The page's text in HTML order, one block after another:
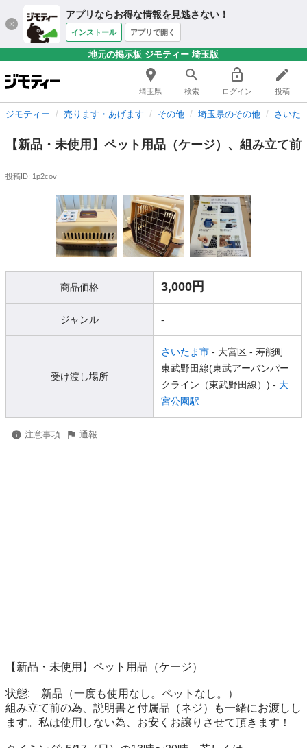
アプリならお得な情報を見逃さない！
インストール アプリで開く
地元の掲示板 ジモティー 埼玉版
埼玉県 検索 ログイン 投稿
ジモティー 売ります・あげます その他 埼玉県のその他 さいた
【新品・未使用】ペット用品（ケージ）、組み立て前
投稿ID: 1p2cov
商品価格 3,000円
ジャンル -
受け渡し場所
さいたま市 - 大宮区 - 寿能町
東武野田線(東武アーバンパー
クライン（東武野田線）) - 大
宮公園駅
注意事項 通報
【新品・未使用】ペット用品（ケージ）
状態:　新品（一度も使用なし。ペットなし。）
組み立て前の為、説明書と付属品（ネジ）も一緒にお渡しし
ます。私は使用しない為、お安くお譲りさせて頂きます！